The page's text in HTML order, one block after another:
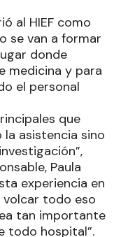
al HIEF como
se van a formar
donde
medicina y para
el personal
que
asistencia sino
Paula
experiencia en
todo eso
tan importante
todo hospital”.